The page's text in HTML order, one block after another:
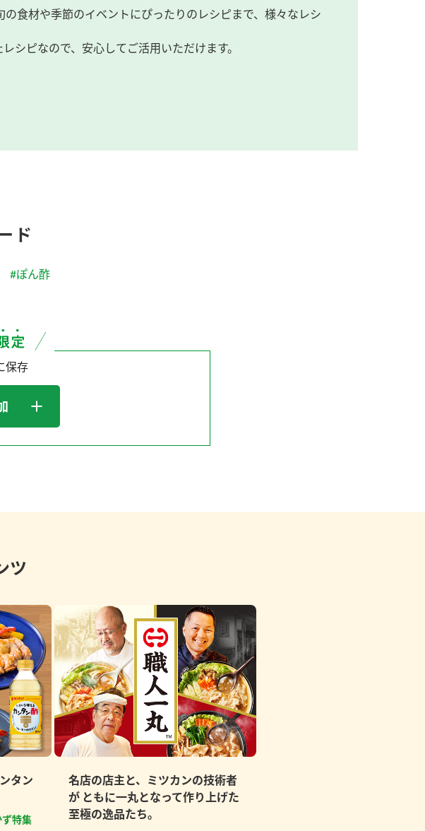
食材や季節のイベントにぴったりのレシピまで、様々なレシ
シピなので、安心してご活用いただけます。
ド
#ぽん酢
保存
ツ
タン
特集
名店の店主と、ミツカンの技術者
が ともに一丸となって作り上げた
至極の逸品たち。